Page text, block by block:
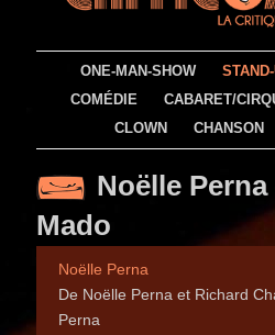
ONE-MAN-SHOW
COMÉDIE
CABARET/
CLOWN
CHANSON
Noëlle
Mado
Noëlle Perna
De Noëlle Perna et Richard
Perna